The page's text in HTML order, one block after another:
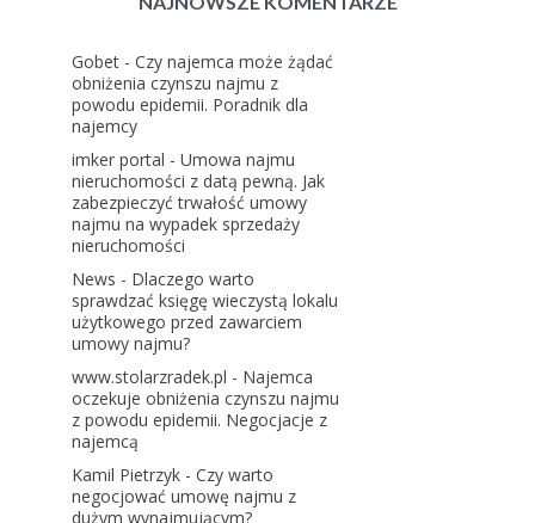
Gobet - Czy najemca może żądać
obniżenia czynszu najmu z
powodu epidemii. Poradnik dla
najemcy
imker portal - Umowa najmu
nieruchomości z datą pewną. Jak
zabezpieczyć trwałość umowy
najmu na wypadek sprzedaży
nieruchomości
News - Dlaczego warto
sprawdzać księgę wieczystą lokalu
użytkowego przed zawarciem
umowy najmu?
www.stolarzradek.pl - Najemca
oczekuje obniżenia czynszu najmu
z powodu epidemii. Negocjacje z
najemcą
Kamil Pietrzyk - Czy warto
negocjować umowę najmu z
dużym wynajmującym?